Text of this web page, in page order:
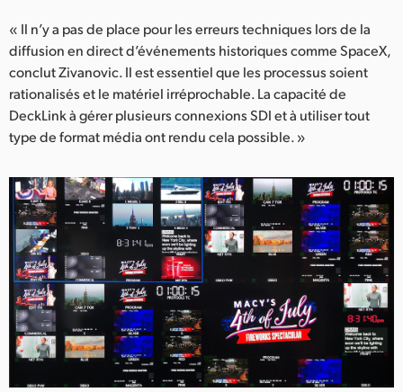
« Il n’y a pas de place pour les erreurs techniques lors de la
diffusion en direct d’événements historiques comme SpaceX,
conclut Zivanovic. Il est essentiel que les processus soient
rationalisés et le matériel irréprochable. La capacité de
DeckLink à gérer plusieurs connexions SDI et à utiliser tout
type de format média ont rendu cela possible. »